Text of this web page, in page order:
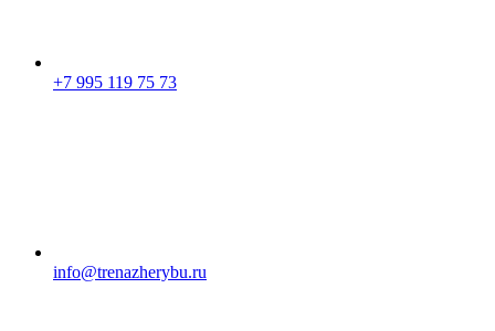
+7 995 119 75 73
info@trenazherybu.ru